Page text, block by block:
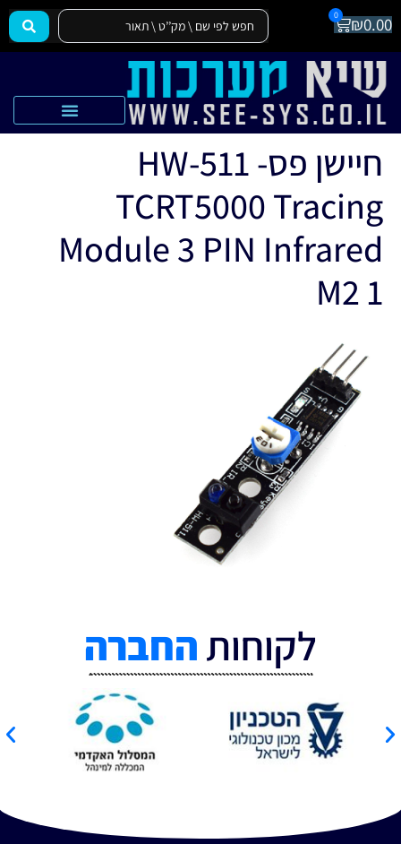
₪0.00
0
חיישן פס- HW-511
TCRT5000 Tracing
Module 3 PIN Infrared
M2 1
לקוחותהחברה